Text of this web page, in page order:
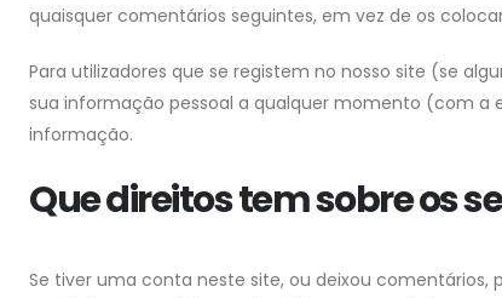
quaisquer comentários seguintes, em vez de os
Para utilizadores que se registem no nosso site (se
sua informação pessoal a qualquer momento (com a
informação.
Que direitos tem sobre os
Se tiver uma conta neste site, ou deixou comentários,